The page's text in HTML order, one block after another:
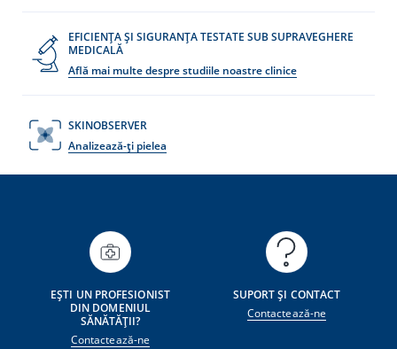
EFICIENȚA ȘI SIGURANȚA TESTATE SUB SUPRAVEGHERE
MEDICALĂ
Află mai multe despre studiile noastre clinice
SKINOBSERVER
Analizează-ți pielea
EȘTI UN PROFESIONIST
DIN DOMENIUL
SĂNĂTĂȚII?
Contactează-ne
SUPORT ȘI CONTACT
Contactează-ne